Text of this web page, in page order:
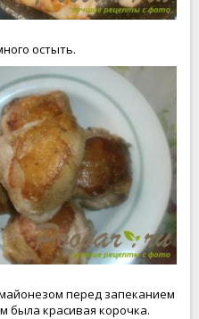
остыть.
перед запеканием
была красивая корочка.